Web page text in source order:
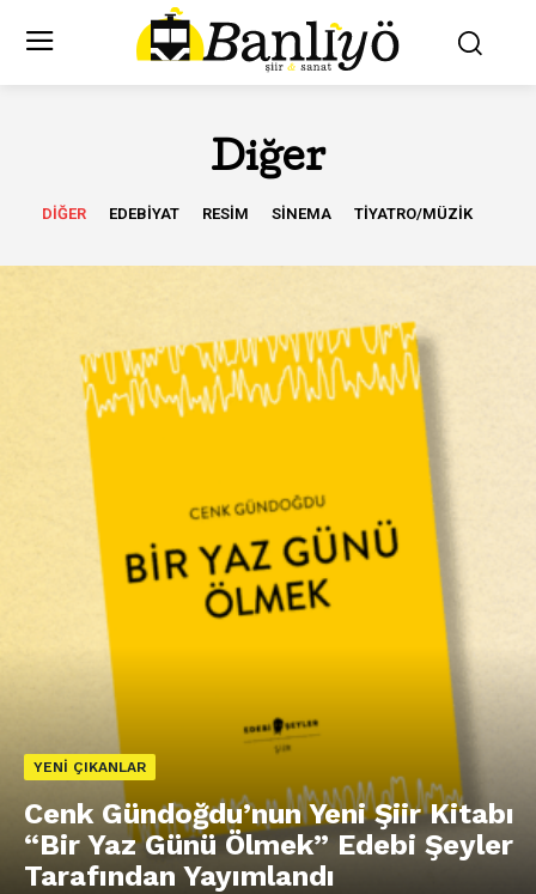
Diğer
DIĞER EDEBIYAT RESIM SINEMA TIYATRO/MÜZIK
YENI ÇIKANLAR
Cenk Gündoğdu’nun Yeni Şiir Kitabı
“Bir Yaz Günü Ölmek” Edebi Şeyler
Tarafından Yayımlandı